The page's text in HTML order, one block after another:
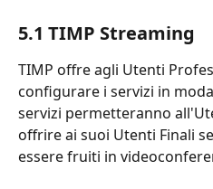
5.1 TIMP Streaming
TIMP offre agli Utenti
configurare i servizi in
servizi permetteranno
offrire ai suoi Utenti Finali
essere fruiti in